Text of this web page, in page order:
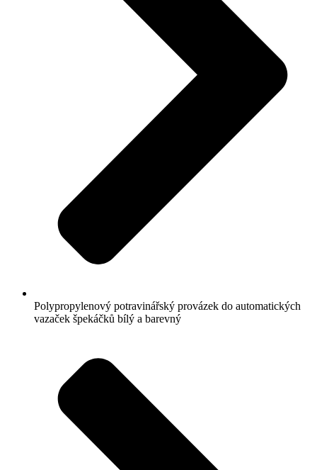
Polypropylenový potravinářský provázek do automatických
vazaček špekáčků bílý a barevný